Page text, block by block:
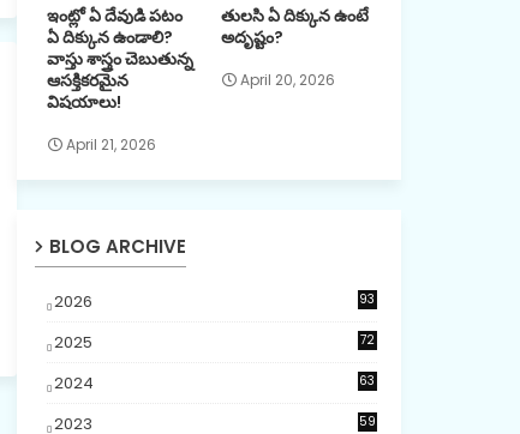
ఇంట్లో ఏ దేవుడి పటం
ఏ దిక్కున ఉండాలి?
వాస్తు శాస్త్రం చెబుతున్న
ఆసక్తికరమైన
విషయాలు!
April 21, 2026
తులసి ఏ దిక్కున ఉంటే
అదృష్టం?
April 20, 2026
BLOG ARCHIVE
2026
93
2025
72
2024 63
2023
59